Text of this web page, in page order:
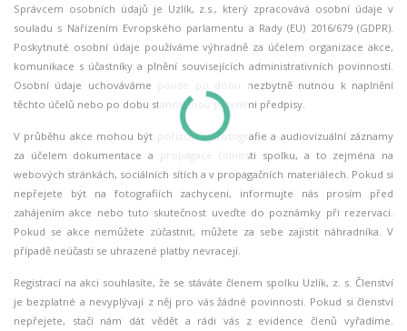
Správcem osobních údajů je Uzlík, z.s., který zpracovává osobní údaje v
souladu s Nařízením Evropského parlamentu a Rady (EU) 2016/679 (GDPR).
Poskytnuté osobní údaje používáme výhradně za účelem organizace akce,
komunikace s účastníky a plnění souvisejících administrativních povinností.
Osobní údaje uchováváme pouze po dobu nezbytně nutnou k naplnění
těchto účelů nebo po dobu stanovenou právními předpisy.
V průběhu akce mohou být pořizovány fotografie a audiovizuální záznamy
za účelem dokumentace a propagace činnosti spolku, a to zejména na
webových stránkách, sociálních sítích a v propagačních materiálech. Pokud si
nepřejete být na fotografiích zachyceni, informujte nás prosím před
zahájením akce nebo tuto skutečnost uveďte do poznámky při rezervaci.
Pokud se akce nemůžete zúčastnit, můžete za sebe zajistit náhradníka. V
případě neúčasti se uhrazené platby nevracejí.
Registrací na akci souhlasíte, že se stáváte členem spolku Uzlík, z. s. Členství
je bezplatné a nevyplývají z něj pro vás žádné povinnosti. Pokud si členství
nepřejete, stačí nám dát vědět a rádi vás z evidence členů vyřadíme.